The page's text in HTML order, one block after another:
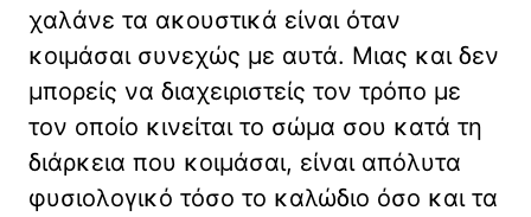
χαλάνε τα ακουστικά είναι όταν
κοιμάσαι συνεχώς με αυτά. Μιας και δεν
μπορείς να διαχειριστείς τον τρόπο με
τον οποίο κινείται το σώμα σου κατά τη
διάρκεια που κοιμάσαι, είναι απόλυτα
φυσιολογικό τόσο το καλώδιο όσο και τα